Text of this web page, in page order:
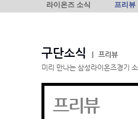
라이온즈 소식 프리뷰
구단소식
프리뷰
미리 만나는 삼성라이온즈경기
프리뷰